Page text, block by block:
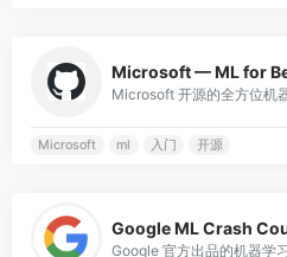
Microsoft — ML for
Microsoft ml 入门 开源
Google ML Crash